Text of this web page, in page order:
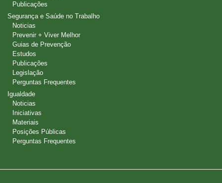
Publicações
Segurança e Saúde no Trabalho
Noticias
Prevenir + Viver Melhor
Guias de Prevenção
Estudos
Publicações
Legislação
Perguntas Frequentes
Igualdade
Noticias
Iniciativas
Materiais
Posições Públicas
Perguntas Frequentes